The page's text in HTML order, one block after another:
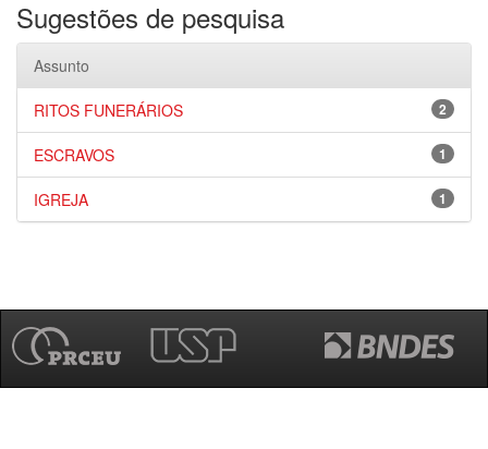
Sugestões de pesquisa
Assunto
2
RITOS FUNERÁRIOS
1
ESCRAVOS
1
IGREJA